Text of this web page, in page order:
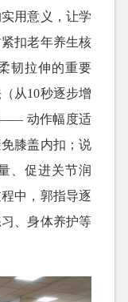
用意义，让学
扣老年养生核
韧拉伸的重要
从10秒逐步增
—— 动作幅度适
膝盖内扣；说
、促进关节润
中，郭指导逐
、身体养护等